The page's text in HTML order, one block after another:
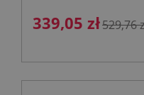
339,05 zł529,76